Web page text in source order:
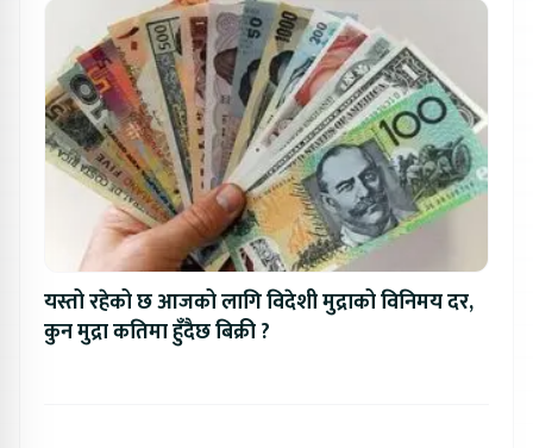
यस्तो रहेको छ आजको लागि विदेशी मुद्राको विनिमय दर,
कुन मुद्रा कतिमा हुँदैछ बिक्री ?